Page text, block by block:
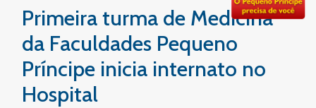
Primeira turma de Medicina
da Faculdades Pequeno
Príncipe inicia internato no
Hospital